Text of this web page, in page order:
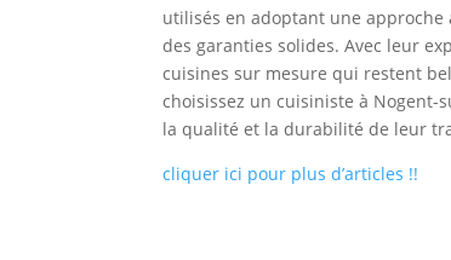
utilisés en adoptant une
des garanties solides. Avec leur
cuisines sur mesure qui restent
choisissez un cuisiniste à Nogent-
la qualité et la durabilité de leur
cliquer ici pour plus d’articles !!